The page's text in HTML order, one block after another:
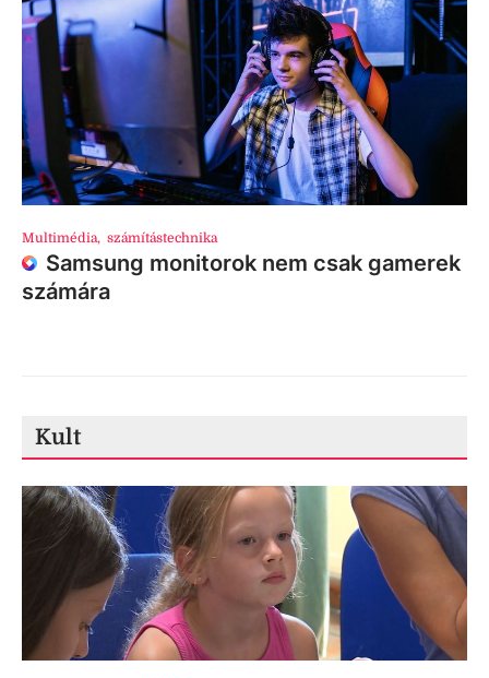
Multimédia, számítástechnika
Samsung monitorok nem csak gamerek
számára
Kult